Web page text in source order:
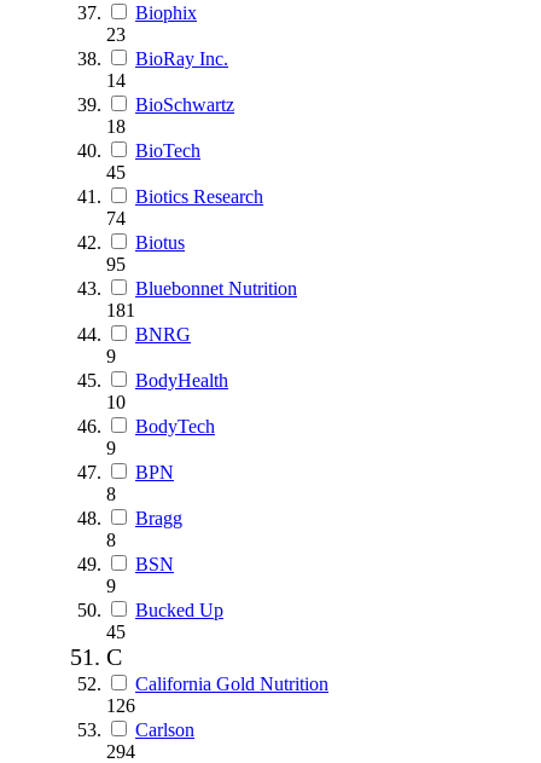
Biophix
23
BioRay Inc.
14
BioSchwartz
18
BioTech
45
Biotics Research
74
Biotus
95
Bluebonnet Nutrition
181
BNRG
9
BodyHealth
10
BodyTech
9
BPN
8
Bragg
8
BSN
9
Bucked Up
45
C
California Gold Nutrition
126
Carlson
294